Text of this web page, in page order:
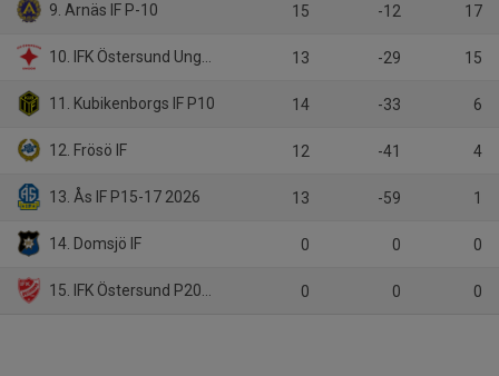
9. Arnäs IF P-10 15 -12 17
10. IFK Östersund Ungdom U 16 13 -29 15
11. Kubikenborgs IF P10 14 -33 6
12. Frösö IF 12 -41 4
13. Ås IF P15-17 2026 13 -59 1
14. Domsjö IF 0 0 0
15. IFK Östersund P2010 0 0 0